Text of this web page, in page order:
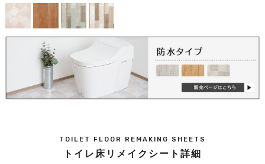
TOILET FLOOR REMAKING SHEETS
トイレ床リメイクシート詳細